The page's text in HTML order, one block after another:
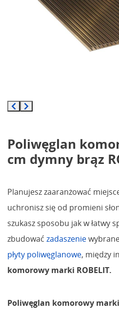
Poliwęglan
cm dymny brąz
Planujesz zaaranżować
uchronisz się od promieni
szukasz sposobu jak w łatwy
zbudować zadaszenie
płyty poliwęglanowe, między
komorowy marki ROBELIT.
Poliwęglan komorowy marki